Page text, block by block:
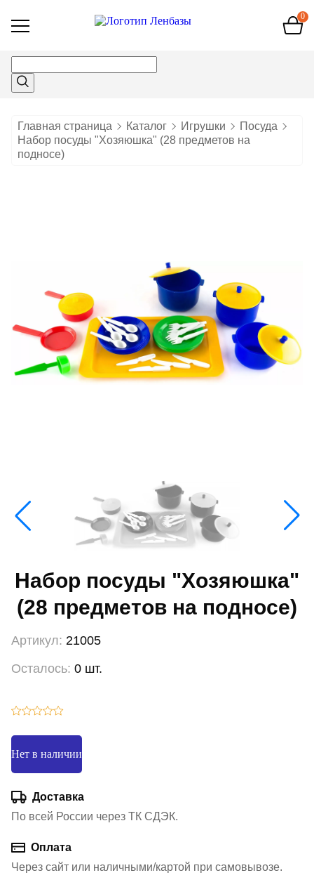
Открыть
0
Главная страница Каталог Игрушки
Посуда
Набор посуды "Хозяюшка" (28 предметов на
подносе)
Набор посуды "Хозяюшка"
(28 предметов на подносе)
Артикул: 21005
Осталось: 0 шт.
Нет в наличии
Доставка
По всей России через ТК СДЭК.
Оплата
Через сайт или наличными/картой при самовывозе.